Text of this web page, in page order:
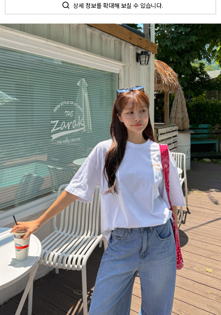
상세 정보를 확대해 보실 수 있습니다.